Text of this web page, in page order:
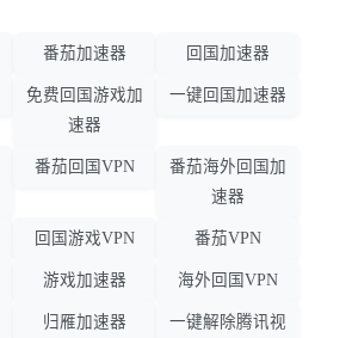
番茄加速器 回国加速器
免费回国游戏加
速器
一键回国加速器
番茄回国VPN
番茄海外回国加
速器
回国游戏VPN 番茄VPN
游戏加速器 海外回国VPN
归雁加速器
一键解除腾讯视